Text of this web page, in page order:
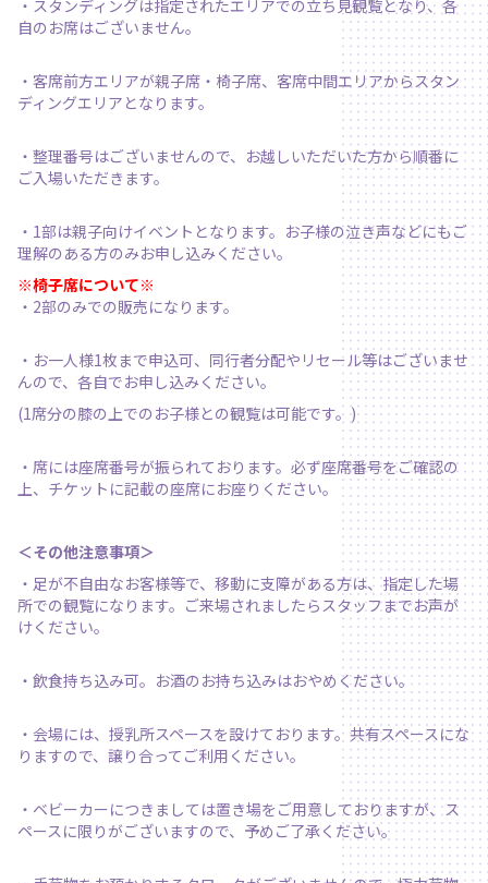
・スタンディングは指定されたエリアでの立ち見観覧となり、各
自のお席はございません。
・客席前方エリアが親子席・椅子席、客席中間エリアからスタン
ディングエリアとなります。
・整理番号はございませんので、お越しいただいた方から順番に
ご入場いただきます。
・1部は親子向けイベントとなります。お子様の泣き声などにもご
理解のある方のみお申し込みください。
※椅子席について※
・2部のみでの販売になります。
・お一人様1枚まで申込可、同行者分配やリセール等はございませ
んので、各自でお申し込みください。
(1席分の膝の上でのお子様との観覧は可能です。)
・席には座席番号が振られております。必ず座席番号をご確認の
上、チケットに記載の座席にお座りください。
＜その他注意事項＞
・足が不自由なお客様等で、移動に支障がある方は、指定した場
所での観覧になります。ご来場されましたらスタッフまでお声が
けください。
・飲食持ち込み可。お酒のお持ち込みはおやめください。
・会場には、授乳所スペースを設けております。共有スペースにな
りますので、譲り合ってご利用ください。
・ベビーカーにつきましては置き場をご用意しておりますが、ス
ペースに限りがございますので、予めご了承ください。